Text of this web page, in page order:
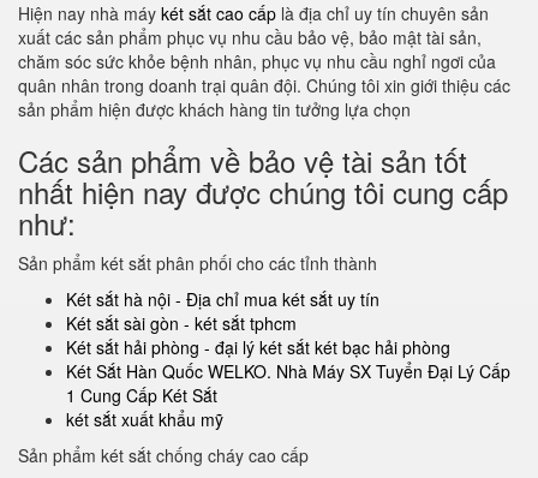
Hiện nay nhà máy két sắt cao cấp là địa chỉ uy tín chuyên sản
xuất các sản phẩm phục vụ nhu cầu bảo vệ, bảo mật tài sản,
chăm sóc sức khỏe bệnh nhân, phục vụ nhu cầu nghỉ ngơi của
quân nhân trong doanh trại quân đội. Chúng tôi xin giới thiệu các
sản phẩm hiện được khách hàng tin tưởng lựa chọn
Các sản phẩm về bảo vệ tài sản tốt
nhất hiện nay được chúng tôi cung cấp
như:
Sản phẩm két sắt phân phối cho các tỉnh thành
Két sắt hà nội - Địa chỉ mua két sắt uy tín
Két sắt sài gòn - két sắt tphcm
Két sắt hải phòng - đại lý két sắt két bạc hải phòng
Két Sắt Hàn Quốc WELKO. Nhà Máy SX Tuyển Đại Lý Cấp
1 Cung Cấp Két Sắt
két sắt xuất khẩu mỹ
Sản phẩm két sắt chống cháy cao cấp